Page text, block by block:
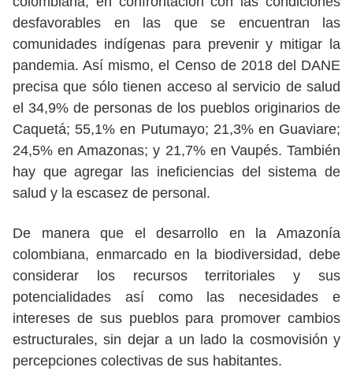
desfavorables en las que se encuentran las
comunidades indígenas para prevenir y mitigar la
pandemia. Así mismo, el Censo de 2018 del DANE
precisa que sólo tienen acceso al servicio de salud
el 34,9% de personas de los pueblos originarios de
Caquetá; 55,1% en Putumayo; 21,3% en Guaviare;
24,5% en Amazonas; y 21,7% en Vaupés. También
hay que agregar las ineficiencias del sistema de
salud y la escasez de personal.
De manera que el desarrollo en la Amazonía
colombiana, enmarcado en la biodiversidad, debe
considerar los recursos territoriales y sus
potencialidades así como las necesidades e
intereses de sus pueblos para promover cambios
estructurales, sin dejar a un lado la cosmovisión y
percepciones colectivas de sus habitantes.